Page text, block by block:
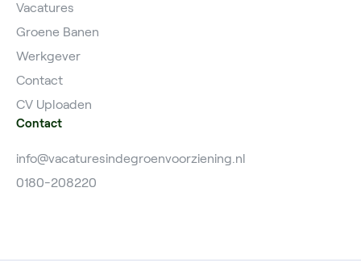
Vacatures
Groene Banen
Werkgever
Contact
CV Uploaden
Contact
info@vacaturesindegroenvoorziening.nl
0180-208220